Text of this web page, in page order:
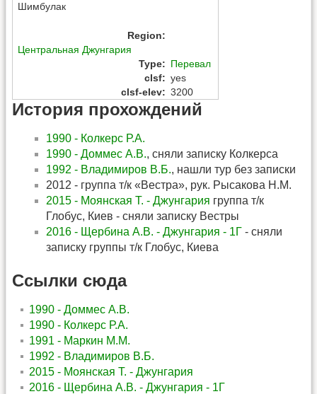
Шимбулак
Region:
Центральная Джунгария
Type: Перевал
clsf: yes
clsf-elev: 3200
История прохождений
1990 - Колкерс Р.А.
1990 - Доммес А.В., сняли записку Колкерса
1992 - Владимиров В.Б., нашли тур без записки
2012 - группа т/к «Вестра», рук. Рысакова Н.М.
2015 - Моянская Т. - Джунгария группа т/к
Глобус, Киев - сняли записку Вестры
2016 - Щербина А.В. - Джунгария - 1Г - сняли
записку группы т/к Глобус, Киева
Ссылки сюда
1990 - Доммес А.В.
1990 - Колкерс Р.А.
1991 - Маркин М.М.
1992 - Владимиров В.Б.
2015 - Моянская Т. - Джунгария
2016 - Щербина А.В. - Джунгария - 1Г